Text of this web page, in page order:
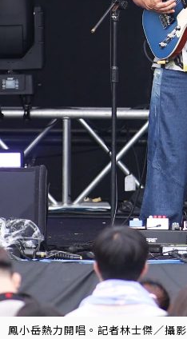
鳳小岳熱力開唱。記者林士傑／攝影